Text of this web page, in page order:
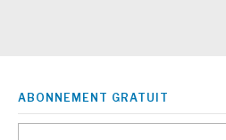
ABONNEMENT GRATUIT